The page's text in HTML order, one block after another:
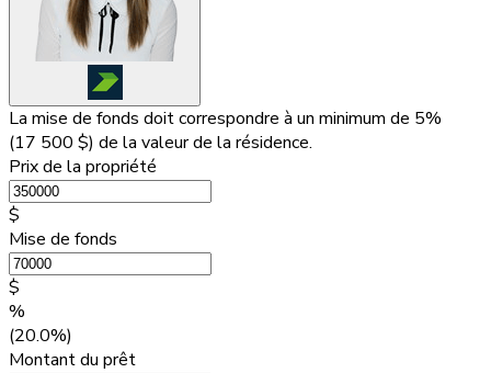
La mise de fonds doit correspondre à un minimum de 5%
(17 500 $) de la valeur de la résidence.
Prix de la propriété
$
Mise de fonds
$
%
(20.0%)
Montant du prêt